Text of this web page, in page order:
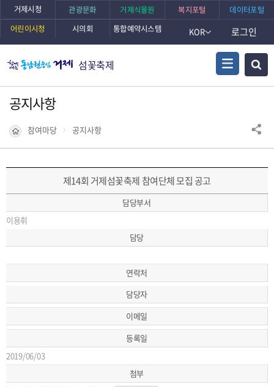
거제시청 관광문화 거제식물원 복지포털
데이터포털
어린이시청
시의회 통합예약시스템 KOR 로그인
섬꽃축제
공지사항
참여마당 공지사항
제14회 거제섬꽃축제 참여단체 모집 공고
담당부서
이용휘
담당
연락처
담당자
이메일
등록일
2019/06/03
첨부